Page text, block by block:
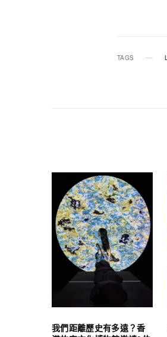
TAGS
我們距離歷史有多遠？香